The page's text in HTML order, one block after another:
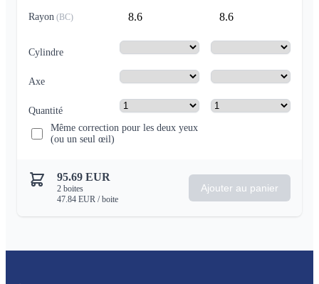
Rayon (BC) 8.6 8.6
Cylindre
Axe
Quantité
Même correction pour les deux yeux
(ou un seul œil)
95.69 EUR
2 boites
47.84 EUR / boite
Ajouter au panier